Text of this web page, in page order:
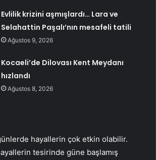
Evlilik krizini aşmışlardı… Lara ve
Selahattin Paşalı’nın mesafeli tatili
Ağustos 9, 2026
Kocaeli’de Dilovası Kent Meydanı
hızlandı
Ağustos 8, 2026
hayallerin çok etkin olabilir.
tesirinde güne başlamış